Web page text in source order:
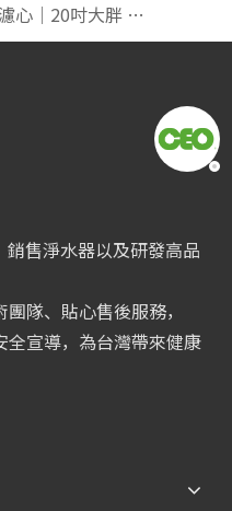
濾心｜20吋大胖 活性碳CTO 【高效燒結】500T
售淨水器以及研發高品
隊、貼心售後服務，
宣導，為台灣帶來健康